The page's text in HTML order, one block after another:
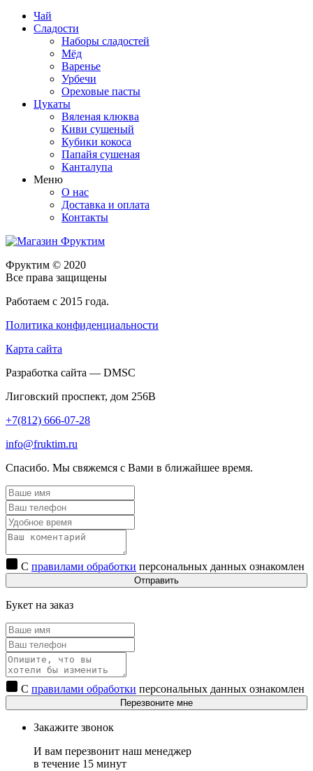
Чай
Сладости
Наборы сладостей
Мёд
Варенье
Урбечи
Ореховые пасты
Цукаты
Вяленая клюква
Киви сушеный
Кубики кокоса
Папайя сушеная
Канталупа
Меню
О нас
Доставка и оплата
Контакты
Фруктим © 2020
Все права защищены
Работаем с 2015 года.
Политика конфиденциальности
Карта сайта
Разработка сайта — DMSC
Лиговский проспект, дом 256В
+7(812) 666-07-28
info@fruktim.ru
Спасибо. Мы свяжемся с Вами в ближайшее время.
С правилами обработки персональных данных ознакомлен
Отправить
Букет на заказ
С правилами обработки персональных данных ознакомлен
Перезвоните мне
Закажите звонок
И вам перезвонит наш менеджер
в течение 15 минут